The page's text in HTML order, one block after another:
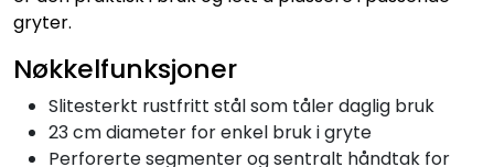
gryter.
Nøkkelfunksjoner
Slitesterkt rustfritt stål som tåler daglig bruk
23 cm diameter for enkel bruk i gryte
Perforerte segmenter og sentralt håndtak for